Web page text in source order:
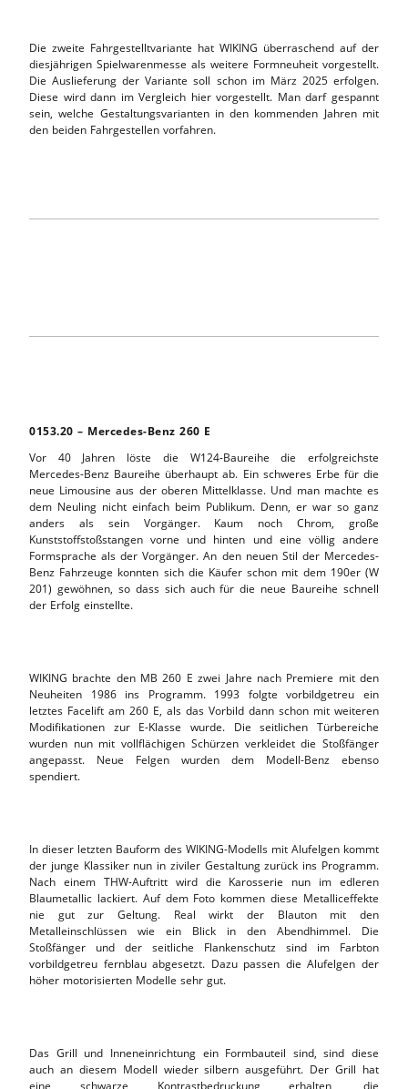
Die zweite Fahrgestelltvariante hat WIKING überraschend auf der
diesjährigen Spielwarenmesse als weitere Formneuheit vorgestellt.
Die Auslieferung der Variante soll schon im März 2025 erfolgen.
Diese wird dann im Vergleich hier vorgestellt. Man darf gespannt
sein, welche Gestaltungsvarianten in den kommenden Jahren mit
den beiden Fahrgestellen vorfahren.
0153.20 – Mercedes-Benz 260 E
Vor 40 Jahren löste die W124-Baureihe die erfolgreichste
Mercedes-Benz Baureihe überhaupt ab. Ein schweres Erbe für die
neue Limousine aus der oberen Mittelklasse. Und man machte es
dem Neuling nicht einfach beim Publikum. Denn, er war so ganz
anders als sein Vorgänger. Kaum noch Chrom, große
Kunststoffstoßstangen vorne und hinten und eine völlig andere
Formsprache als der Vorgänger. An den neuen Stil der Mercedes-
Benz Fahrzeuge konnten sich die Käufer schon mit dem 190er (W
201) gewöhnen, so dass sich auch für die neue Baureihe schnell
der Erfolg einstellte.
WIKING brachte den MB 260 E zwei Jahre nach Premiere mit den
Neuheiten 1986 ins Programm. 1993 folgte vorbildgetreu ein
letztes Facelift am 260 E, als das Vorbild dann schon mit weiteren
Modifikationen zur E-Klasse wurde. Die seitlichen Türbereiche
wurden nun mit vollflächigen Schürzen verkleidet die Stoßfänger
angepasst. Neue Felgen wurden dem Modell-Benz ebenso
spendiert.
In dieser letzten Bauform des WIKING-Modells mit Alufelgen kommt
der junge Klassiker nun in ziviler Gestaltung zurück ins Programm.
Nach einem THW-Auftritt wird die Karosserie nun im edleren
Blaumetallic lackiert. Auf dem Foto kommen diese Metalliceffekte
nie gut zur Geltung. Real wirkt der Blauton mit den
Metalleinschlüssen wie ein Blick in den Abendhimmel. Die
Stoßfänger und der seitliche Flankenschutz sind im Farbton
vorbildgetreu fernblau abgesetzt. Dazu passen die Alufelgen der
höher motorisierten Modelle sehr gut.
Das Grill und Inneneinrichtung ein Formbauteil sind, sind diese
auch an diesem Modell wieder silbern ausgeführt. Der Grill hat
eine schwarze Kontrastbedruckung erhalten, die